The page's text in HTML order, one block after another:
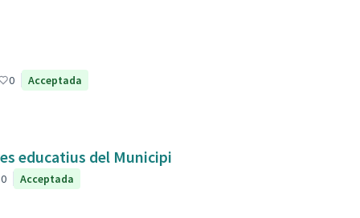
0 Acceptada
educatius del Municipi
0 Acceptada